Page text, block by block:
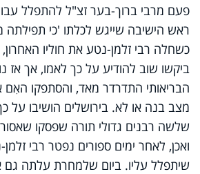
פעם מרבי ברוך-בער זצ"ל להתפלל
ראש הישיבה שייגש לכלתו 'כי
כשחלה רבי זלמן-נטע את חוליו האחרון,
ביקשו שוב להודיע על כך לאמו, אך אז
הבריאותי התדרדר מאד, והסתפקו
מצב בנה או לא. בירושלים הושיבו על
שלשה רבנים גדולי תורה שפסקו
ואכן, לאחר ימים ספורים נפטר רבי
שיתפלל עליו. ביום שלמחרת עלתה גם